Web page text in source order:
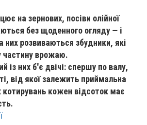
на зернових, посіви олійної
без щоденного огляду — і
них розвиваються збудники, які
частину врожаю.
із них б'є двічі: спершу по валу,
від якої залежить приймальна
котирувань кожен відсоток має